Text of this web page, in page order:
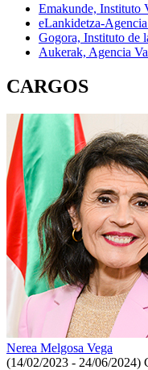
Emakunde, Instituto
eLankidetza-
Gogora, Instituto de
Aukerak, Agencia
CARGOS
Nerea Melgosa Vega
(14/02/2023 - 24/06/2024)